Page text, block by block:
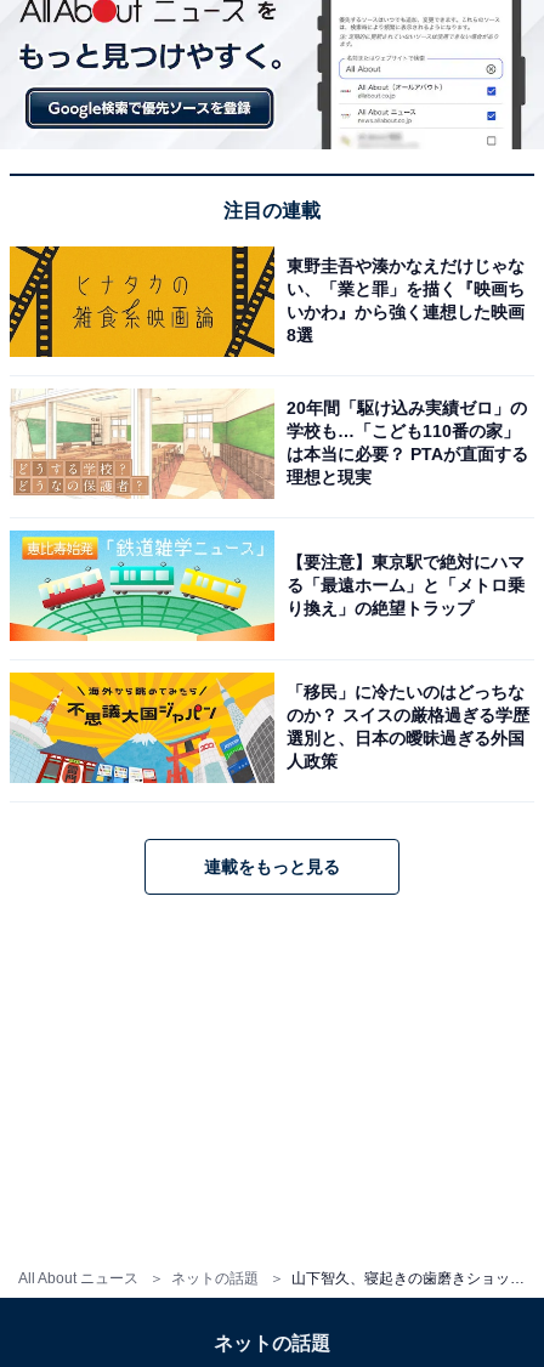
All About ニュース ネットの話題
注目の連載
東野圭吾や湊かなえだけじゃな
い、「業と罪」を描く『映画ち
いかわ』から強く連想した映画
8選
20年間「駆け込み実績ゼロ」の
学校も…「こども110番の家」
は本当に必要？ PTAが直面する
理想と現実
【要注意】東京駅で絶対にハマ
る「最遠ホーム」と「メトロ乗
り換え」の絶望トラップ
「移民」に冷たいのはどっちな
のか？ スイスの厳格過ぎる学歴
選別と、日本の曖昧過ぎる外国
人政策
連載をもっと見る
ネットの話題